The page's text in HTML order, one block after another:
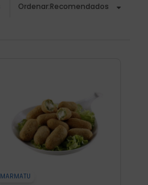
Recomendados
MARMATU